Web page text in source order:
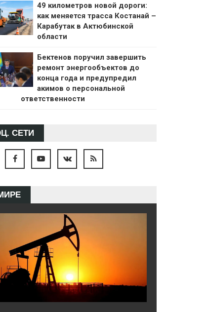
49 километров новой дороги:
как меняется трасса Костанай –
Карабутак в Актюбинской
области
Бектенов поручил завершить
ремонт энергообъектов до
конца года и предупредил
акимов о персональной
ответственности
СЕТИ